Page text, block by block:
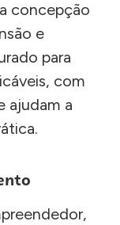
concepção
e
para
com
ajudam a